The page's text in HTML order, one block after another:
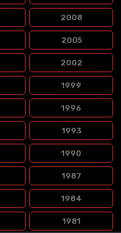
2008
2005
2002
1999
1996
1993
1990
1987
1984
1981